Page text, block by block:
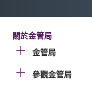
關於金管局
金管局
參觀金管局